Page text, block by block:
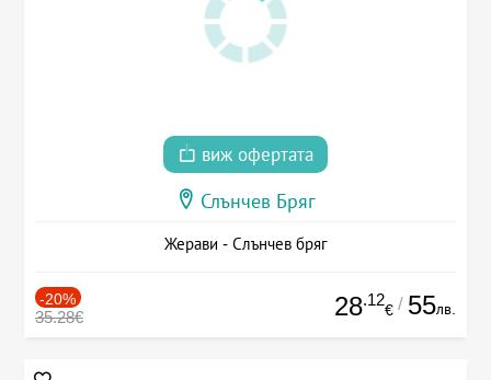
виж офертата
Слънчев Бряг
Жерави - Слънчев бряг
-20%
35.28€ 28.12
€ / 55лв.